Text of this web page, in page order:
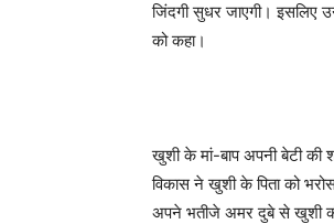
जिंदगी सुधर जाएगी।
को कहा।
खुशी के मां-बाप अपनी बेटी की
विकास ने खुशी के पिता को
अपने भतीजे अमर दुबे से खुशी की